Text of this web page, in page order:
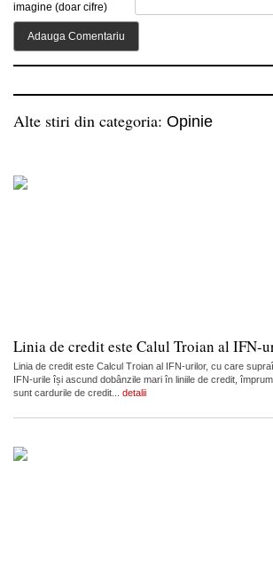
imagine (doar cifre)
Alte stiri din categoria: Opinie
Linia de credit este Calul Troian al IFN-
Linia de credit este Calcul Troian al IFN-urilor, cu care
IFN-urile își ascund dobânzile mari în liniile de credit,
sunt cardurile de credit... detalii